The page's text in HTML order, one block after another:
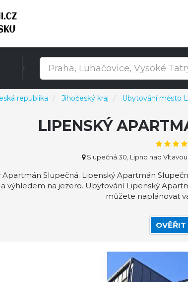
republika Jihočeský kraj Ubytování město
LIPENSKÝ
Slupečná 30, Lipno nad
Slupečná. Lipenský Apartmán
výhledem na jezero. Ubytování Lipenský
můžete naplánovat